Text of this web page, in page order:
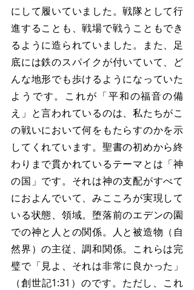
にして履いていました。戦隊として行
進することも、戦場で戦うこともでき
るように造られていました。また、足
底には鉄のスパイクが付いていて、ど
んな地形でも歩けるようになっていた
ようです。これが「平和の福音の備
え」と言われているのは、私たちがこ
の戦いにおいて何をもたらすのかを示
してくれています。聖書の初めから終
わりまで貫かれているテーマとは「神
の国」です。それは神の支配がすべて
におよんでいて、みこころが実現して
いる状態、領域。堕落前のエデンの園
での神と人との関係。人と被造物（自
然界）の主従、調和関係。これらは完
璧で「見よ、それは非常に良かった」
（創世記1:31）のです。ただし、これ